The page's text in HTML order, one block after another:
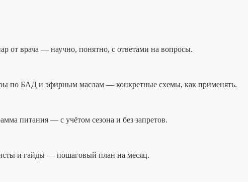
от врача — научно, понятно, с ответами на вопросы.
по БАД и эфирным маслам — конкретные схемы, как применять.
питания — с учётом сезона и без запретов.
и гайды — пошаговый план на месяц.